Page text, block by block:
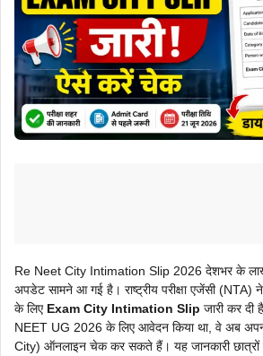
Re Neet City Intimation Slip 2026 देशभर के
अपडेट सामने आ गई है। राष्ट्रीय परीक्षा एजेंसी (NTA)
के लिए Exam City Intimation Slip जारी कर दी
NEET UG 2026 के लिए आवेदन किया था, वे अब
City) ऑनलाइन चेक कर सकते हैं। यह जानकारी छात्रों